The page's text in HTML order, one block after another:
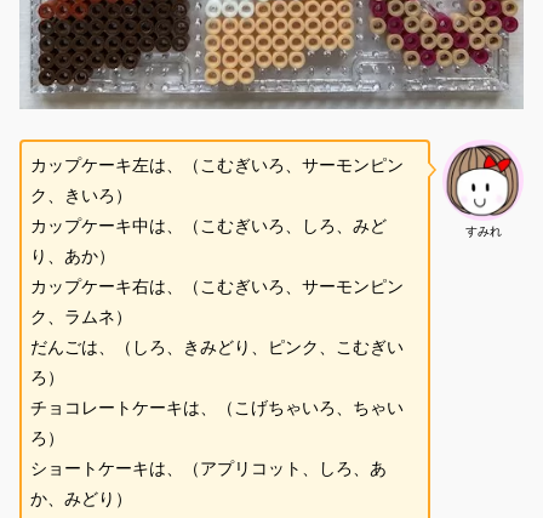
すみれ
カップケーキ左は、（こむぎいろ、サーモンピン
ク、きいろ）
カップケーキ中は、（こむぎいろ、しろ、みど
り、あか）
カップケーキ右は、（こむぎいろ、サーモンピン
ク、ラムネ）
だんごは、（しろ、きみどり、ピンク、こむぎい
ろ）
チョコレートケーキは、（こげちゃいろ、ちゃい
ろ）
ショートケーキは、（アプリコット、しろ、あ
か、みどり）